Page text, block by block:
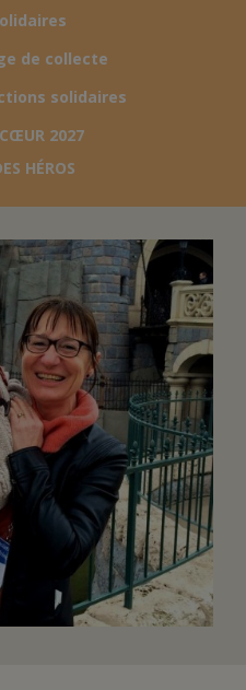
DON
PRESSE
DEVENIR
UN PETIT PRINCE
de collecte
solidaires
2027
HÉROS